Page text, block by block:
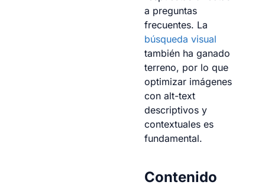
a preguntas
frecuentes. La
búsqueda visual
también ha ganado
terreno, por lo que
optimizar imágenes
con alt-text
descriptivos y
contextuales es
fundamental.
Contenido